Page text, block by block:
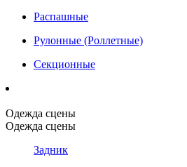
Распашные
Рулонные (Роллетные)
Секционные
Одежда сцены
Одежда сцены
Задник